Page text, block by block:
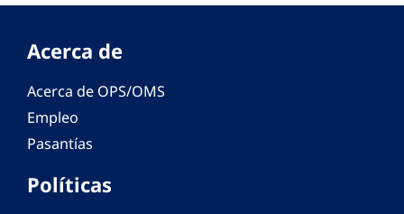
Acerca de
Acerca de OPS/OMS
Empleo
Pasantías
Políticas